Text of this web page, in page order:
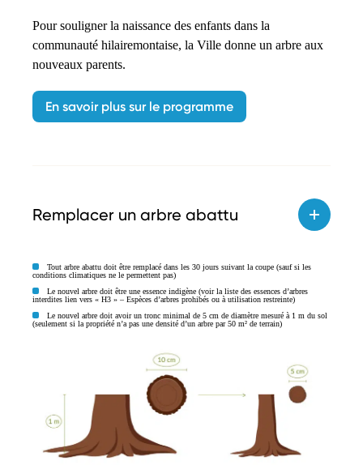
Pour souligner la naissance des enfants dans la
communauté hilairemontaise, la Ville donne un arbre aux
nouveaux parents.
En savoir plus sur le programme
Remplacer un arbre abattu
Tout arbre abattu doit être remplacé dans les 30 jours suivant la coupe (sauf si les
conditions climatiques ne le permettent pas)
Le nouvel arbre doit être une essence indigène (voir la liste des essences d’arbres
interdites lien vers « H3 » – Espèces d’arbres prohibés ou à utilisation restreinte)
Le nouvel arbre doit avoir un tronc minimal de 5 cm de diamètre mesuré à 1 m du sol
(seulement si la propriété n’a pas une densité d’un arbre par 50 m² de terrain)